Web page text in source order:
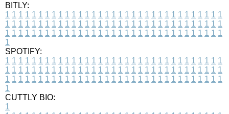
BITLY:
1 1 1 1 1 1 1 1 1 1 1 1 1 1 1 1 1 1 1 1 1 1 1 1 1 1 1 1 1 1 1 1 1
1 1 1 1 1 1 1 1 1 1 1 1 1 1 1 1 1 1 1 1 1 1 1 1 1 1 1 1 1 1 1 1 1
1 1 1 1 1 1 1 1 1 1 1 1 1 1 1 1 1 1 1 1 1 1 1 1 1 1 1 1 1 1 1 1 1
1
SPOTIFY:
1 1 1 1 1 1 1 1 1 1 1 1 1 1 1 1 1 1 1 1 1 1 1 1 1 1 1 1 1 1 1 1 1
1 1 1 1 1 1 1 1 1 1 1 1 1 1 1 1 1 1 1 1 1 1 1 1 1 1 1 1 1 1 1 1 1
1 1 1 1 1 1 1 1 1 1 1 1 1 1 1 1 1 1 1 1 1 1 1 1 1 1 1 1 1 1 1 1 1
1
CUTTLY BIO:
1